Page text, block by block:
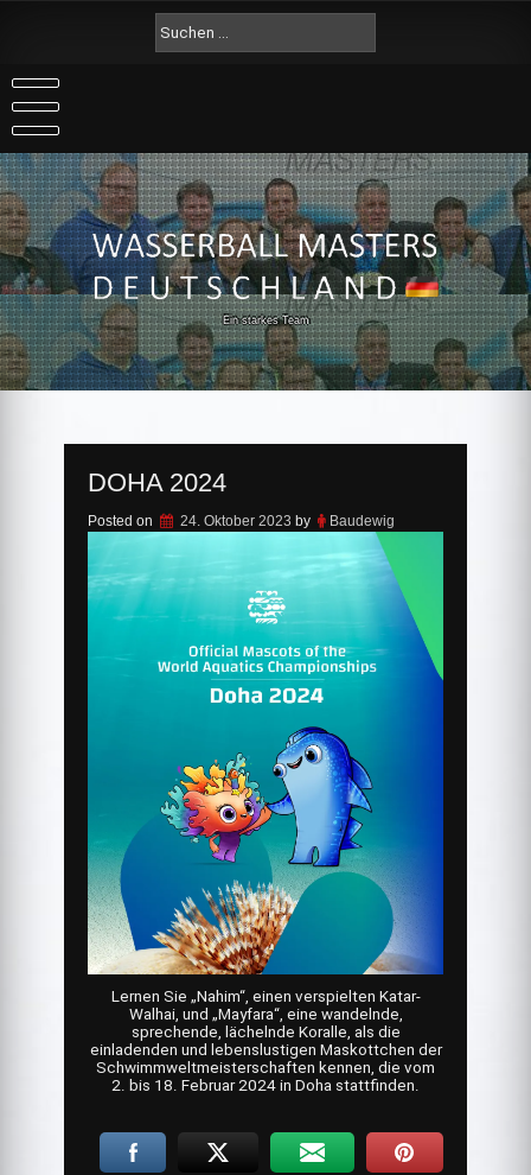
nach:
Ein starkes Team
DOHA 2024
Posted on 24. Oktober 2023 by Baudewig
Lernen Sie „Nahim“, einen verspielten Katar-
Walhai, und „Mayfara“, eine wandelnde,
sprechende, lächelnde Koralle, als die
einladenden und lebenslustigen Maskottchen der
Schwimmweltmeisterschaften kennen, die vom
2. bis 18. Februar 2024 in Doha stattfinden.